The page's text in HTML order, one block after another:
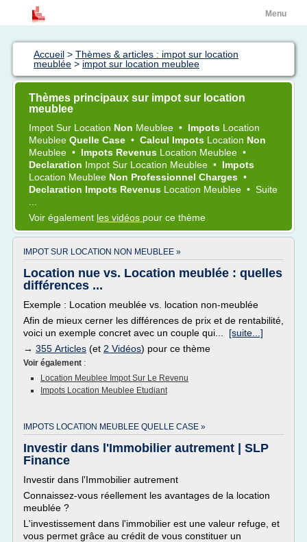
Menu
Accueil > Thèmes & articles : impot sur location
meublée > impot sur location meublee
Thèmes principaux sur impot sur location
meublee
Impot Sur Location Non Meublee • Impots Location
Meublee Quelle Case • Calcul Impots Location Non
Meublee • Impots Revenus Location Meublee •
Declaration Impot Sur Location Meublee • Impots
Location Meublee Non Professionnel Charges •
Declaration Impots Revenus Location Meublee • Suite
Voir également les vidéos pour ce thème
IMPOT SUR LOCATION NON MEUBLEE »
Location nue vs. Location meublée : quelles
différences ...
Exemple : Location meublée vs. location non-meublée
Afin de mieux cerner les différences de prix et de rentabilité,
voici un exemple concret avec un couple qui... [suite...]
→ 355 Articles (et 2 Vidéos) pour ce thème
Voir également :
Location Meublee Impot Sur Le Revenu
Impots Location Meublee Etudiant
IMPOTS LOCATION MEUBLEE QUELLE CASE »
Investir dans l'Immobilier autrement | SLP
Finance
Investir dans l'Immobilier autrement
Connaissez-vous réellement les avantages de la location
meublée ?
L'investissement dans l'immobilier est une valeur refuge, et
vous permet grâce au crédit de vous constituer un